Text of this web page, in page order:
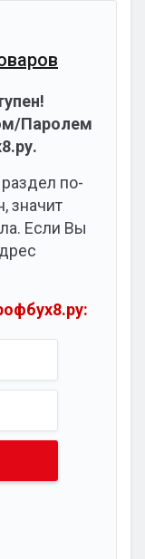
Паролем
по-
значит
Если Вы